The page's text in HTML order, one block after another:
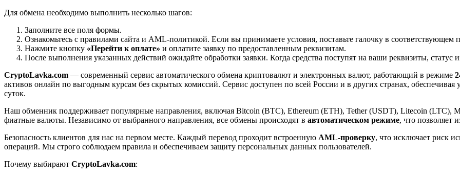
Для обмена необходимо выполнить несколько шагов:
Заполните все поля формы.
Ознакомьтесь с правилами сайта и AML-политикой. Если вы принимаете условия, поставьте галочку в соответствующем
Нажмите кнопку «Перейти к оплате» и оплатите заявку по предоставленным реквизитам.
После выполнения указанных действий ожидайте обработки заявки. Когда средства поступят на ваши реквизиты, статус
CryptoLavka.com — современный сервис автоматического обмена криптовалют и электронных валют, работающий в режиме
активов онлайн по выгодным курсам без скрытых комиссий. Сервис доступен по всей России и в других странах,
суток.
Наш обменник поддерживает популярные направления, включая Bitcoin (BTC), Ethereum (ETH), Tether (USDT), Litecoin (LTC),
фиатные валюты. Независимо от выбранного направления, все обмены происходят в автоматическом режиме, что позволяет
Безопасность клиентов для нас на первом месте. Каждый перевод проходит встроенную AML-проверку, что исключает риск
операций. Мы строго соблюдаем правила и обеспечиваем защиту персональных данных пользователей.
Почему выбирают CryptoLavka.com: